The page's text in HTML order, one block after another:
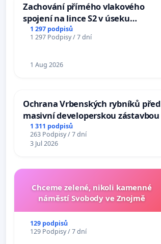
Zachování přímého vlakového
spojení na lince S2 v úseku
Ostrava – Bohumín – Karviná –
Mosty u Jablunkova
1 297 podpisů
1 297 Podpisy / 7 dní
1 Aug 2026
Ochrana Vrbenských rybníků před
masivní developerskou zástavbou
1 311 podpisů
263 Podpisy / 7 dní
3 Jul 2026
Chceme zelené, nikoli kamenné
náměstí Svobody ve Znojmě
129 podpisů
129 Podpisy / 7 dní